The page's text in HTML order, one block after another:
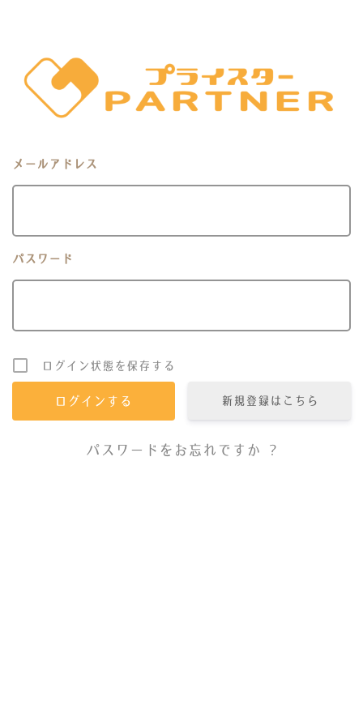
メールアドレス
パスワード
ログイン状態を保存する
新規登録はこちら
パスワードをお忘れですか ?